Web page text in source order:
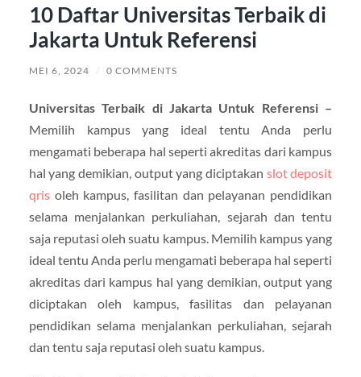
10 Daftar Universitas Terbaik di
Jakarta Untuk Referensi
MEI 6, 2024 / 0 COMMENTS
Universitas Terbaik di Jakarta Untuk Referensi –
Memilih kampus yang ideal tentu Anda perlu
mengamati beberapa hal seperti akreditas dari kampus
hal yang demikian, output yang diciptakan slot deposit
qrisoleh kampus, fasilitan dan pelayanan pendidikan
selama menjalankan perkuliahan, sejarah dan tentu
saja reputasi oleh suatu kampus. Memilih kampus yang
ideal tentu Anda perlu mengamati beberapa hal seperti
akreditas dari kampus hal yang demikian, output yang
diciptakan oleh kampus, fasilitas dan pelayanan
pendidikan selama menjalankan perkuliahan, sejarah
dan tentu saja reputasi oleh suatu kampus.